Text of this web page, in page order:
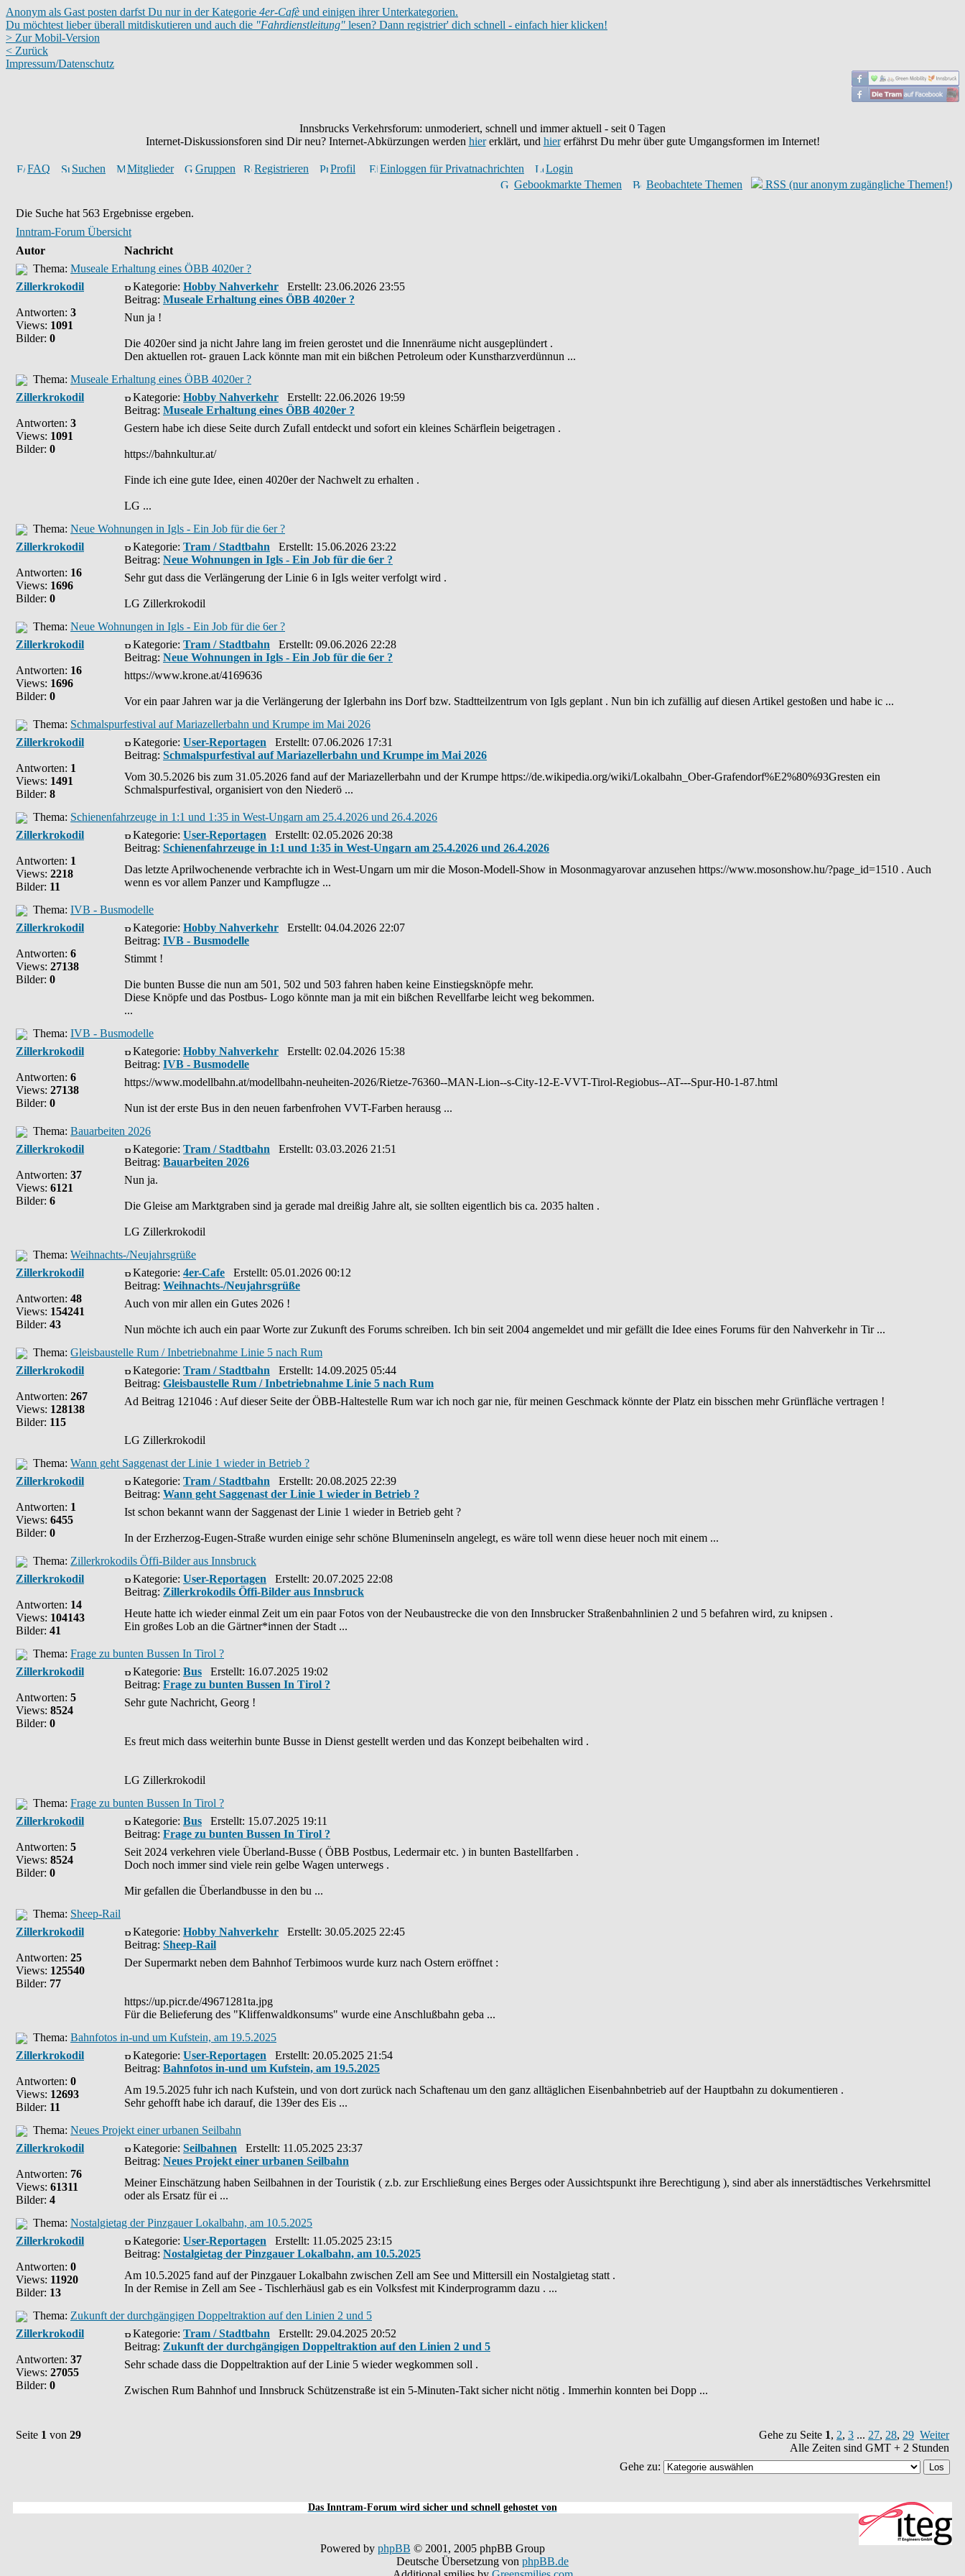
Anonym als Gast posten darfst Du nur in der Kategorie 4er-Cafè und einigen ihrer Unterkategorien.
Du möchtest lieber überall mitdiskutieren und auch die "Fahrdienstleitung" lesen? Dann registrier' dich schnell - einfach hier klicken!
> Zur Mobil-Version
< Zurück
Impressum/Datenschutz
Innsbrucks Verkehrsforum: unmoderiert, schnell und immer aktuell - seit 0 Tagen
Internet-Diskussionsforen sind Dir neu? Internet-Abkürzungen werden hiererklärt, und hiererfährst Du mehr über gute Umgangsformen im Internet!
FAQ Suchen Mitglieder Gruppen Registrieren Profil Einloggen für Privatnachrichten
Login
Gebookmarkte Themen
Beobachtete Themen RSS (nur anonym zugängliche Themen!)
Die Suche hat 563 Ergebnisse ergeben.
Inntram-Forum Übersicht
Autor
Nachricht
Thema: Museale Erhaltung eines ÖBB 4020er ?
Zillerkrokodil
Antworten: 3
Views: 1091
Bilder: 0
Kategorie: Hobby Nahverkehr Erstellt: 23.06.2026 23:55
Beitrag: Museale Erhaltung eines ÖBB 4020er ?
Nun ja !
Die 4020er sind ja nicht Jahre lang im freien gerostet und die Innenräume nicht ausgeplündert .
Den aktuellen rot- grauen Lack könnte man mit ein bißchen Petroleum oder Kunstharzverdünnun ...
Thema: Museale Erhaltung eines ÖBB 4020er ?
Zillerkrokodil
Antworten: 3
Views: 1091
Bilder: 0
Kategorie: Hobby Nahverkehr Erstellt: 22.06.2026 19:59
Beitrag: Museale Erhaltung eines ÖBB 4020er ?
Gestern habe ich diese Seite durch Zufall entdeckt und sofort ein kleines Schärflein beigetragen .
https://bahnkultur.at/
Finde ich eine gute Idee, einen 4020er der Nachwelt zu erhalten .
LG ...
Thema: Neue Wohnungen in Igls - Ein Job für die 6er ?
Zillerkrokodil
Antworten: 16
Views: 1696
Bilder: 0
Kategorie: Tram / Stadtbahn Erstellt: 15.06.2026 23:22
Beitrag: Neue Wohnungen in Igls - Ein Job für die 6er ?
Sehr gut dass die Verlängerung der Linie 6 in Igls weiter verfolgt wird .
LG Zillerkrokodil
Thema: Neue Wohnungen in Igls - Ein Job für die 6er ?
Zillerkrokodil
Antworten: 16
Views: 1696
Bilder: 0
Kategorie: Tram / Stadtbahn Erstellt: 09.06.2026 22:28
Beitrag: Neue Wohnungen in Igls - Ein Job für die 6er ?
https://www.krone.at/4169636
Vor ein paar Jahren war ja die Verlängerung der Iglerbahn ins Dorf bzw. Stadtteilzentrum von Igls geplant . Nun bin ich zufällig auf diesen Artikel gestoßen und habe ic ...
Thema: Schmalspurfestival auf Mariazellerbahn und Krumpe im Mai 2026
Zillerkrokodil
Antworten: 1
Views: 1491
Bilder: 8
Kategorie: User-Reportagen Erstellt: 07.06.2026 17:31
Beitrag: Schmalspurfestival auf Mariazellerbahn und Krumpe im Mai 2026
Vom 30.5.2026 bis zum 31.05.2026 fand auf der Mariazellerbahn und der Krumpe https://de.wikipedia.org/wiki/Lokalbahn_Ober-Grafendorf%E2%80%93Gresten ein
Schmalspurfestival, organisiert von den Niederö ...
Thema: Schienenfahrzeuge in 1:1 und 1:35 in West-Ungarn am 25.4.2026 und 26.4.2026
Zillerkrokodil
Antworten: 1
Views: 2218
Bilder: 11
Kategorie: User-Reportagen Erstellt: 02.05.2026 20:38
Beitrag: Schienenfahrzeuge in 1:1 und 1:35 in West-Ungarn am 25.4.2026 und 26.4.2026
Das letzte Aprilwochenende verbrachte ich in West-Ungarn um mir die Moson-Modell-Show in Mosonmagyarovar anzusehen https://www.mosonshow.hu/?page_id=1510 . Auch
wenn es vor allem Panzer und Kampflugze ...
Thema: IVB - Busmodelle
Zillerkrokodil
Antworten: 6
Views: 27138
Bilder: 0
Kategorie: Hobby Nahverkehr Erstellt: 04.04.2026 22:07
Beitrag: IVB - Busmodelle
Stimmt !
Die bunten Busse die nun am 501, 502 und 503 fahren haben keine Einstiegsknöpfe mehr.
Diese Knöpfe und das Postbus- Logo könnte man ja mit ein bißchen Revellfarbe leicht weg bekommen.
...
Thema: IVB - Busmodelle
Zillerkrokodil
Antworten: 6
Views: 27138
Bilder: 0
Kategorie: Hobby Nahverkehr Erstellt: 02.04.2026 15:38
Beitrag: IVB - Busmodelle
https://www.modellbahn.at/modellbahn-neuheiten-2026/Rietze-76360--MAN-Lion--s-City-12-E-VVT-Tirol-Regiobus--AT---Spur-H0-1-87.html
Nun ist der erste Bus in den neuen farbenfrohen VVT-Farben herausg ...
Thema: Bauarbeiten 2026
Zillerkrokodil
Antworten: 37
Views: 6121
Bilder: 6
Kategorie: Tram / Stadtbahn Erstellt: 03.03.2026 21:51
Beitrag: Bauarbeiten 2026
Nun ja.
Die Gleise am Marktgraben sind ja gerade mal dreißig Jahre alt, sie sollten eigentlich bis ca. 2035 halten .
LG Zillerkrokodil
Thema: Weihnachts-/Neujahrsgrüße
Zillerkrokodil
Antworten: 48
Views: 154241
Bilder: 43
Kategorie: 4er-Cafe Erstellt: 05.01.2026 00:12
Beitrag: Weihnachts-/Neujahrsgrüße
Auch von mir allen ein Gutes 2026 !
Nun möchte ich auch ein paar Worte zur Zukunft des Forums schreiben. Ich bin seit 2004 angemeldet und mir gefällt die Idee eines Forums für den Nahverkehr in Tir ...
Thema: Gleisbaustelle Rum / Inbetriebnahme Linie 5 nach Rum
Zillerkrokodil
Antworten: 267
Views: 128138
Bilder: 115
Kategorie: Tram / Stadtbahn Erstellt: 14.09.2025 05:44
Beitrag: Gleisbaustelle Rum / Inbetriebnahme Linie 5 nach Rum
Ad Beitrag 121046 : Auf dieser Seite der ÖBB-Haltestelle Rum war ich noch gar nie, für meinen Geschmack könnte der Platz ein bisschen mehr Grünfläche vertragen !
LG Zillerkrokodil
Thema: Wann geht Saggenast der Linie 1 wieder in Betrieb ?
Zillerkrokodil
Antworten: 1
Views: 6455
Bilder: 0
Kategorie: Tram / Stadtbahn Erstellt: 20.08.2025 22:39
Beitrag: Wann geht Saggenast der Linie 1 wieder in Betrieb ?
Ist schon bekannt wann der Saggenast der Linie 1 wieder in Betrieb geht ?
In der Erzherzog-Eugen-Straße wurden einige sehr schöne Blumeninseln angelegt, es wäre toll wenn diese heuer noch mit einem ...
Thema: Zillerkrokodils Öffi-Bilder aus Innsbruck
Zillerkrokodil
Antworten: 14
Views: 104143
Bilder: 41
Kategorie: User-Reportagen Erstellt: 20.07.2025 22:08
Beitrag: Zillerkrokodils Öffi-Bilder aus Innsbruck
Heute hatte ich wieder einmal Zeit um ein paar Fotos von der Neubaustrecke die von den Innsbrucker Straßenbahnlinien 2 und 5 befahren wird, zu knipsen .
Ein großes Lob an die Gärtner*innen der Stadt ...
Thema: Frage zu bunten Bussen In Tirol ?
Zillerkrokodil
Antworten: 5
Views: 8524
Bilder: 0
Kategorie: Bus Erstellt: 16.07.2025 19:02
Beitrag: Frage zu bunten Bussen In Tirol ?
Sehr gute Nachricht, Georg !
Es freut mich dass weiterhin bunte Busse in Dienst gestellt werden und das Konzept beibehalten wird .
LG Zillerkrokodil
Thema: Frage zu bunten Bussen In Tirol ?
Zillerkrokodil
Antworten: 5
Views: 8524
Bilder: 0
Kategorie: Bus Erstellt: 15.07.2025 19:11
Beitrag: Frage zu bunten Bussen In Tirol ?
Seit 2024 verkehren viele Überland-Busse ( ÖBB Postbus, Ledermair etc. ) in bunten Bastellfarben .
Doch noch immer sind viele rein gelbe Wagen unterwegs .
Mir gefallen die Überlandbusse in den bu ...
Thema: Sheep-Rail
Zillerkrokodil
Antworten: 25
Views: 125540
Bilder: 77
Kategorie: Hobby Nahverkehr Erstellt: 30.05.2025 22:45
Beitrag: Sheep-Rail
Der Supermarkt neben dem Bahnhof Terbimoos wurde kurz nach Ostern eröffnet :
https://up.picr.de/49671281ta.jpg
Für die Belieferung des "Kliffenwaldkonsums" wurde eine Anschlußbahn geba ...
Thema: Bahnfotos in-und um Kufstein, am 19.5.2025
Zillerkrokodil
Antworten: 0
Views: 12693
Bilder: 11
Kategorie: User-Reportagen Erstellt: 20.05.2025 21:54
Beitrag: Bahnfotos in-und um Kufstein, am 19.5.2025
Am 19.5.2025 fuhr ich nach Kufstein, und von dort zurück nach Schaftenau um den ganz alltäglichen Eisenbahnbetrieb auf der Hauptbahn zu dokumentieren .
Sehr gehofft habe ich darauf, die 139er des Eis ...
Thema: Neues Projekt einer urbanen Seilbahn
Zillerkrokodil
Antworten: 76
Views: 61311
Bilder: 4
Kategorie: Seilbahnen Erstellt: 11.05.2025 23:37
Beitrag: Neues Projekt einer urbanen Seilbahn
Meiner Einschätzung haben Seilbahnen in der Touristik ( z.b. zur Erschließung eines Berges oder Aussichtspunkt ihre Berechtigung ), sind aber als innerstädtisches Verkehrsmittel
oder als Ersatz für ei ...
Thema: Nostalgietag der Pinzgauer Lokalbahn, am 10.5.2025
Zillerkrokodil
Antworten: 0
Views: 11920
Bilder: 13
Kategorie: User-Reportagen Erstellt: 11.05.2025 23:15
Beitrag: Nostalgietag der Pinzgauer Lokalbahn, am 10.5.2025
Am 10.5.2025 fand auf der Pinzgauer Lokalbahn zwischen Zell am See und Mittersill ein Nostalgietag statt .
In der Remise in Zell am See - Tischlerhäusl gab es ein Volksfest mit Kinderprogramm dazu . ...
Thema: Zukunft der durchgängigen Doppeltraktion auf den Linien 2 und 5
Zillerkrokodil
Antworten: 37
Views: 27055
Bilder: 0
Kategorie: Tram / Stadtbahn Erstellt: 29.04.2025 20:52
Beitrag: Zukunft der durchgängigen Doppeltraktion auf den Linien 2 und 5
Sehr schade dass die Doppeltraktion auf der Linie 5 wieder wegkommen soll .
Zwischen Rum Bahnhof und Innsbruck Schützenstraße ist ein 5-Minuten-Takt sicher nicht nötig . Immerhin konnten bei Dopp ...
Seite 1 von 29 Gehe zu Seite 1, 2, 3 ... 27, 28, 29 Weiter
Alle Zeiten sind GMT + 2 Stunden
Gehe zu:
Das Inntram-Forum wird sicher und schnell gehostet von
Powered by phpBB © 2001, 2005 phpBB Group
Deutsche Übersetzung von phpBB.de